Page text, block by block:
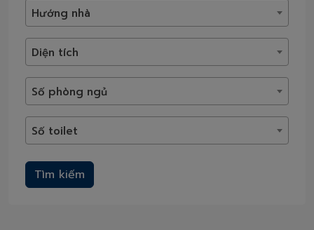
Hướng nhà
Diện tích
Số phòng ngủ
Số toilet
Tìm kiếm